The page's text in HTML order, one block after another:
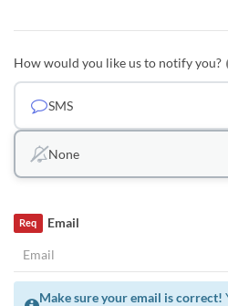
How would you like us to notify you?
SMS
None
Email
Req
Make sure your email is correct!